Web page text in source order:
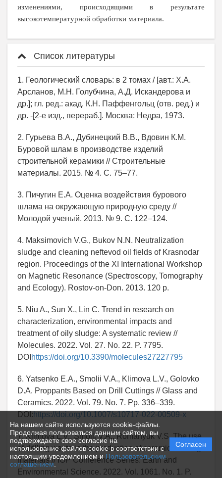
На нашем сайте используются cookie-файлы.
Продолжая пользоваться данным сайтом, вы
подтверждаете свое согласие на
использование файлов cookie в соответствии с
настоящим уведомлением и Пользовательским
соглашением.
Согласен
изменениями, происходящими в результате
высокотемпературной обработки материала.
Список литературы
1. Геологический словарь: в 2 томах / [авт.: Х.А.
Арсланов, М.Н. Голубчина, А.Д. Искандерова и
др.]; гл. ред.: акад. К.Н. Паффенгольц (отв. ред.) и
др. -[2-е изд., перераб.]. Москва: Недра, 1973.
2. Гурьева В.А., Дубинецкий В.В., Вдовин К.М.
Буровой шлам в производстве изделий
строительной керамики // Строительные
материалы. 2015. № 4. С. 75‒77.
3. Пичугин Е.А. Оценка воздействия бурового
шлама на окружающую природную среду //
Молодой ученый. 2013. № 9. С. 122–124.
4. Maksimovich V.G., Bukov N.N. Neutralization
sludge and cleaning neftevod oil fields of Krasnodar
region. Proceedings of the XI International Workshop
on Magnetic Resonance (Spectroscopy, Tomography
and Ecology). Rostov-on-Don. 2013. 120 p.
5. Niu A., Sun X., Lin C. Trend in research on
characterization, environmental impacts and
treatment of oily sludge: A systematic review //
Molecules. 2022. Vol. 27. No. 22. P. 7795.
DOI https://doi.org/10.3390/molecules27227795
6. Yatsenko E.A., Smolii V.A., Klimova L.V., Golovko
D.A. Proppants Based on Drill Cuttings // Glass and
Ceramics. 2022. Vol. 79. No. 7. Pp. 336‒339.
DOI: https://doi.org/10.1007/s10717-022-00509-x
7. Klimova L.V., Smolii V.A., Romanyuk V.S. The use
of drilling waste in the production of ceramic building
materials // IOP Conference Series: Earth and
Environmental Science. 2022. Vol. 1061. No. 1. P.